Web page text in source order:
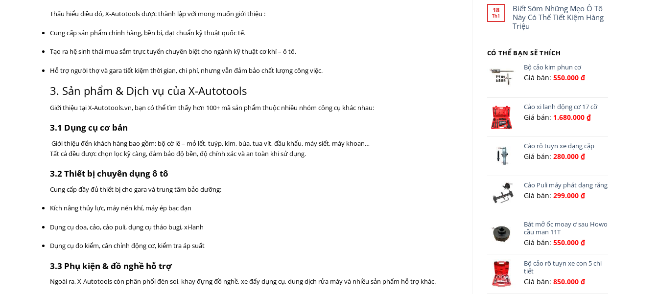
Thấu hiểu điều đó, X-Autotools được thành lập với mong muốn giới thiệu :
Cung cấp sản phẩm chính hãng, bền bỉ, đạt chuẩn kỹ thuật quốc tế.
Tạo ra hệ sinh thái mua sắm trực tuyến chuyên biệt cho ngành kỹ thuật cơ khí – ô tô.
Hỗ trợ người thợ và gara tiết kiệm thời gian, chi phí, nhưng vẫn đảm bảo chất lượng công việc.
3. Sản phẩm & Dịch vụ của X-Autotools
Giới thiệu tại X-Autotools.vn, bạn có thể tìm thấy hơn 100+ mã sản phẩm thuộc nhiều nhóm công cụ khác nhau:
3.1 Dụng cụ cơ bản
Giới thiệu đến khách hàng bao gồm: bộ cờ lê – mỏ lết, tuýp, kìm, búa, tua vít, đầu khẩu, máy siết, máy khoan…
Tất cả đều được chọn lọc kỹ càng, đảm bảo độ bền, độ chính xác và an toàn khi sử dụng.
3.2 Thiết bị chuyên dụng ô tô
Cung cấp đầy đủ thiết bị cho gara và trung tâm bảo dưỡng:
Kích nâng thủy lực, máy nén khí, máy ép bạc đạn
Dụng cụ doa, cảo, cảo puli, dụng cụ tháo bugi, xi-lanh
Dụng cụ đo kiểm, cân chỉnh động cơ, kiểm tra áp suất
3.3 Phụ kiện & đồ nghề hỗ trợ
Ngoài ra, X-Autotools còn phân phối đèn soi, khay đựng đồ nghề, xe đẩy dụng cụ, dung dịch rửa máy và nhiều sản phẩm hỗ trợ khác.
18
Th1
Biết Sớm Những Mẹo Ô Tô
Này Có Thể Tiết Kiệm Hàng
Triệu
CÓ THỂ BẠN SẼ THÍCH
Bộ cảo kim phun cơ
Giá bán: 550.000 ₫
Cảo xi lanh động cơ 17 cỡ
Giá bán: 1.680.000 ₫
Cảo rô tuyn xe dạng cặp
Giá bán: 280.000 ₫
Cảo Puli máy phát dạng răng
Giá bán: 299.000 ₫
Bát mở ốc moay ơ sau Howo
cầu man 11T
Giá bán: 550.000 ₫
Bộ cảo rô tuyn xe con 5 chi
tiết
Giá bán: 850.000 ₫